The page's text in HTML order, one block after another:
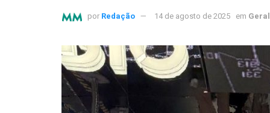
por Redação 14 de agosto de 2025 em Geral